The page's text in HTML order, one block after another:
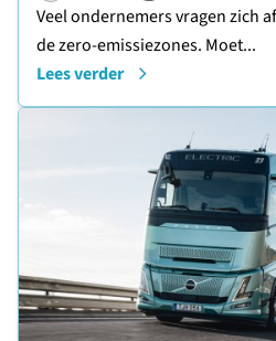
Veel ondernemers vragen zich
de zero-emissiezones. Moet...
Lees verder